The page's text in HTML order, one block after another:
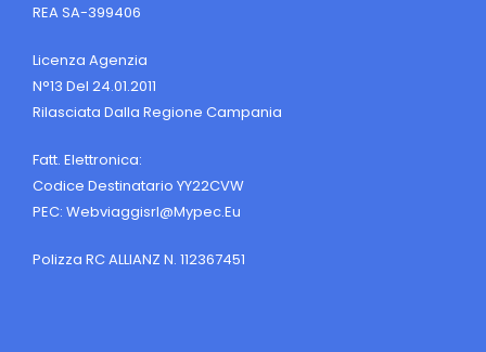
REA SA-399406
Licenza Agenzia
N°13 Del 24.01.2011
Rilasciata Dalla Regione Campania
Fatt. Elettronica:
Codice Destinatario YY22CVW
PEC: Webviaggisrl@mypec.eu
Polizza RC ALLIANZ N. 112367451